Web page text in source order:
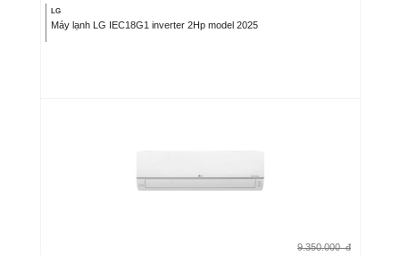
LG
Máy lạnh LG IEC18G1 inverter 2Hp model 2025
9.350.000 đ